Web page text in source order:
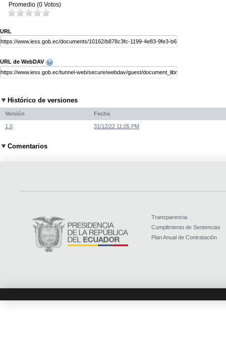
Promedio (0 Votos)
URL
URL de WebDAV
Histórico de versiones
Versión Fecha
1.0 31/12/22 11:05 PM
Comentarios
Transparencia
Cumplimiento de Sentencias
Plan Anual de Contratación